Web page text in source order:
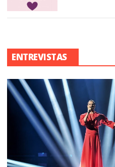
ENTREVISTAS